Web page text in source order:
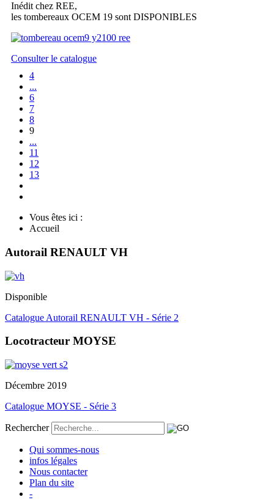
Inédit chez REE,
les tombereaux OCEM 19 sont DISPONIBLES
Consulter le catalogue
4
...
6
7
8
9
...
11
12
13
Vous êtes ici :
Accueil
Autorail RENAULT VH
Disponible
Catalogue Autorail RENAULT VH - Série 2
Locotracteur MOYSE
Décembre 2019
Catalogue MOYSE - Série 3
Rechercher
Qui sommes-nous
infos légales
Nous contacter
Plan du site
-